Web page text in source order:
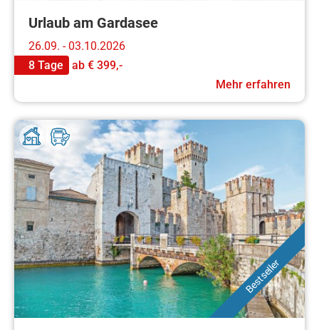
Urlaub am Gardasee
26.09. - 03.10.2026
8 Tage
ab € 399,-
Mehr erfahren
Bestseller